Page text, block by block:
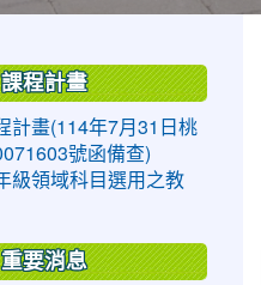
課程計畫
計畫(114年7月31日桃
號函備查)
級領域科目選用之教
重要消息